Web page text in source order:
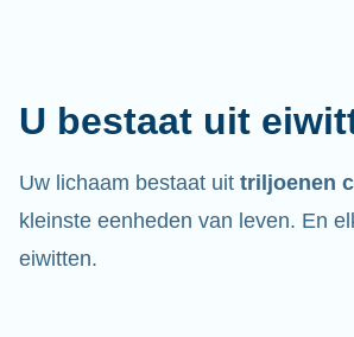
U bestaat uit
Uw lichaam bestaat uit triljoenen
kleinste eenheden van leven. En
eiwitten.